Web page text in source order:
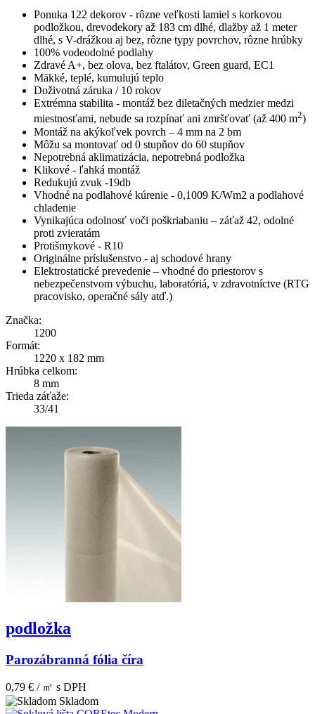
Ponuka 122 dekorov - rôzne veľkosti lamiel s korkovou
podložkou, drevodekory až 183 cm dlhé, dlažby až 1 meter
dlhé, s V-drážkou aj bez, rôzne typy povrchov, rôzne hrúbky
100% vodeodolné podlahy
Zdravé A+, bez olova, bez ftalátov, Green guard, EC1
Mäkké, teplé, kumulujú teplo
Doživotná záruka / 10 rokov
Extrémna stabilita - montáž bez diletačných medzier medzi
miestnosťami, nebude sa rozpínať ani zmršťovať (až 400 m2)
Montáž na akýkoľvek povrch – 4 mm na 2 bm
Môžu sa montovať od 0 stupňov do 60 stupňov
Nepotrebná aklimatizácia, nepotrebná podložka
Klikové - ľahká montáž
Redukujú zvuk -19db
Vhodné na podlahové kúrenie - 0,1009 K/Wm2 a podlahové
chladenie
Vynikajúca odolnosť voči poškriabaniu – záťaž 42, odolné
proti zvieratám
Protišmykové - R10
Originálne príslušenstvo - aj schodové hrany
Elektrostatické prevedenie – vhodné do priestorov s
nebezpečenstvom výbuchu, laboratóriá, v zdravotníctve (RTG
pracovisko, operačné sály atď.)
Značka:
1200
Formát:
1220 x 182 mm
Hrúbka celkom:
8 mm
Trieda záťaže:
33/41
podložka
Parozábranná fólia číra
0,79 € / ㎡ s DPH
Skladom